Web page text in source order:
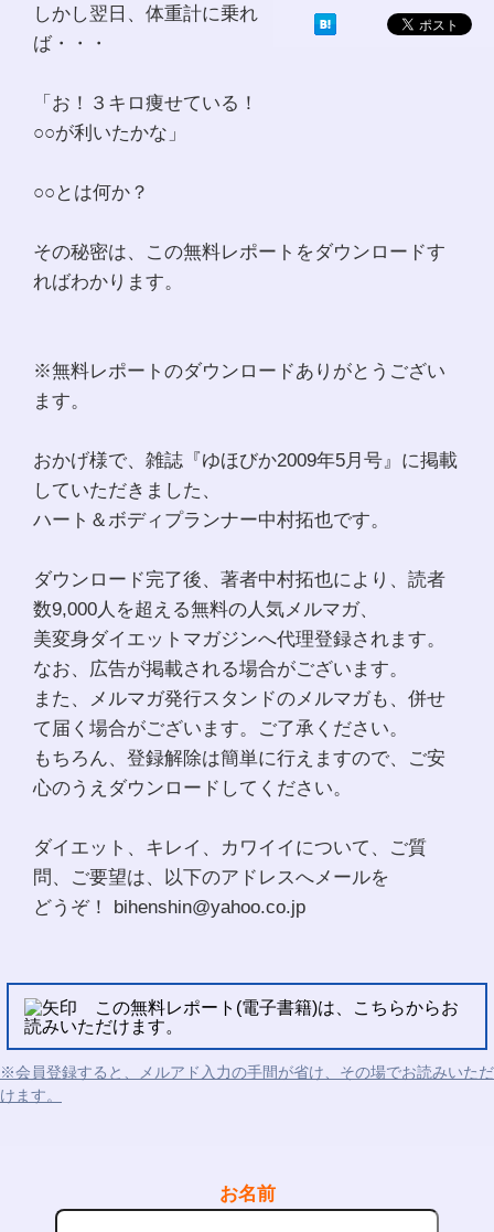
しかし翌日、体重計に乗れ
ば・・・
「お！３キロ痩せている！
○○が利いたかな」
○○とは何か？
その秘密は、この無料レポートをダウンロードす
ればわかります。
※無料レポートのダウンロードありがとうござい
ます。
おかげ様で、雑誌『ゆほびか2009年5月号』に掲載
していただきました、
ハート＆ボディプランナー中村拓也です。
ダウンロード完了後、著者中村拓也により、読者
数9,000人を超える無料の人気メルマガ、
美変身ダイエットマガジンへ代理登録されます。
なお、広告が掲載される場合がございます。
また、メルマガ発行スタンドのメルマガも、併せ
て届く場合がございます。ご了承ください。
もちろん、登録解除は簡単に行えますので、ご安
心のうえダウンロードしてください。
ダイエット、キレイ、カワイイについて、ご質
問、ご要望は、以下のアドレスへメールを
どうぞ！ bihenshin@yahoo.co.jp
この無料レポート(電子書籍)は、こちらからお
読みいただけます。
※会員登録すると、メルアド入力の手間が省け、その場でお読みいただ
けます。
お名前